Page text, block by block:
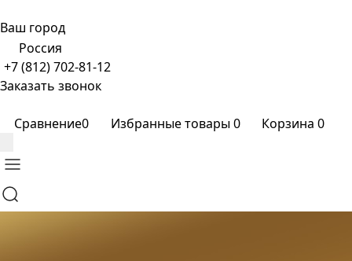
Ваш город
Россия
+7 (812) 702-81-12
Заказать звонок
Сравнение0 Избранные товары0 Корзина 0